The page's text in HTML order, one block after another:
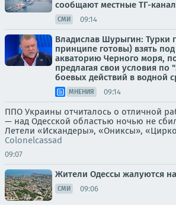
сообщают местные ТГ-
СМИ 09:14
Владислав Шурыгин: Турки
принципе готовы) взять
акваторию Черного моря,
предлагая свои условия
боевых действий в водной
МНЕНИЯ 09:14
ППО Украины отчиталось о отличной
— над Одесской областью ночью не
Летели «Искандеры», «Ониксы»,
Colonelcassad
09:07
Жители Одессы жалуются
СМИ 09:06